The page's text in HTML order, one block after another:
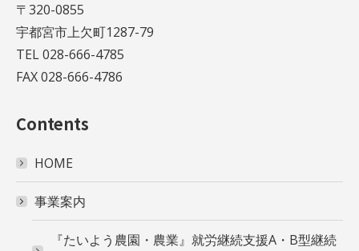
〒320-0855
宇都宮市上欠町1287-79
TEL 028-666-4785
FAX 028-666-4786
Contents
HOME
事業案内
『たいよう農園・農業』就労継続支援A・B型継続